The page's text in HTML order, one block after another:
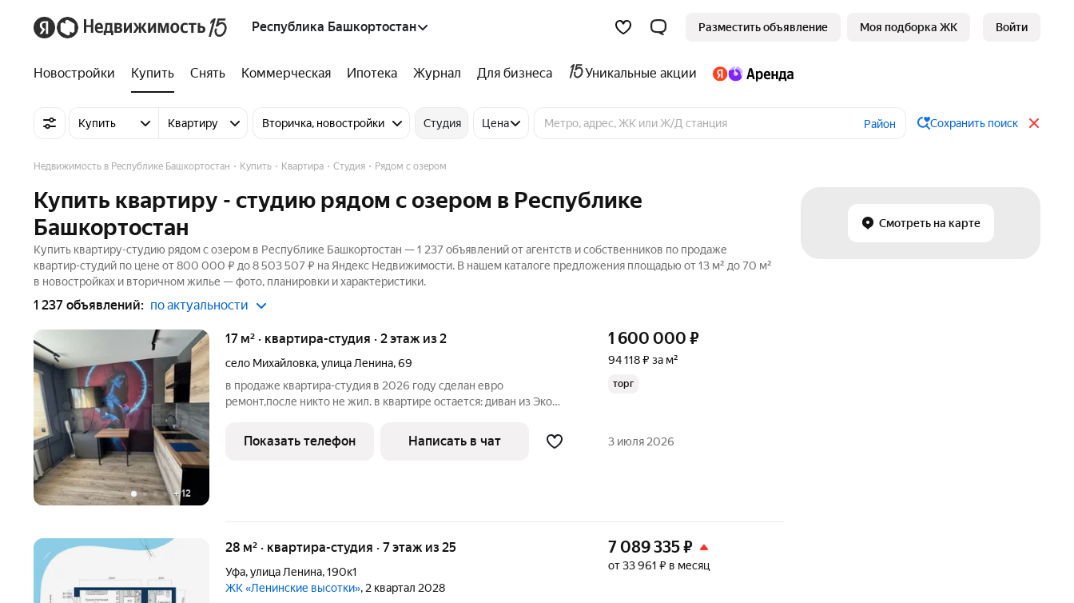
Республика Башкортостан Разместить объявление Моя подборка ЖК Войти
Новостройки Купить Снять Коммерческая Ипотека Журнал Для бизнеса Уникальные акции
Купить Квартиру Вторичка, новостройки Студия Цена Район Сохранить поиск
Смотреть на карте
Недвижимость в Республике Башкортостан Купить Квартира Студия Рядом с озером
Купить квартиру - студию рядом с озером в Республике
Башкортостан
Купить квартиру-студию рядом с озером в Республике Башкортостан — 1 237 объявлений от агентств и собственников по продаже
квартир-студий по цене от 800 000 ₽ до 8 503 507 ₽ на Яндекс Недвижимости. В нашем каталоге предложения площадью от 13 м² до 70 м²
в новостройках и вторичном жилье — фото, планировки и характеристики.
1 237 объявлений: по актуальности
+12
17 м² · квартира-студия · 2 этаж из 2
село Михайловка,улица Ленина,69
в продаже квартира-студия в 2026 году сделан евро
ремонт,после никто не жил. в квартире остается: диван из Эко
панель,большой шкаф и комод,телевизор. санузел совмещённый в
плитке. душевой
1 600 000 ₽
94 118 ₽ за м²
торг
Показать телефон Написать в чат 3 июля 2026
28 м² · квартира-студия · 7 этаж из 25
Уфа,улица Ленина,190к1
ЖК «Ленинские высотки», 2 квартал 2028
7 089 335₽
от 33 961 ₽ в месяц